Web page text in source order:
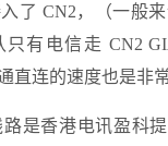
了 CN2，（一般
只有电信走 CN2
直连的速度也是非
路是香港电讯盈科